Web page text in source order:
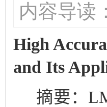
内容导读：
High
and Its
摘要：